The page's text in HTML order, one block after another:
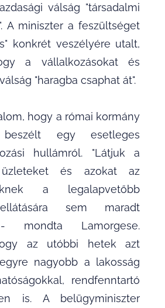
válság "társadalmi
A miniszter a feszültséget
konkrét veszélyére utalt,
a vállalkozásokat és
"haragba csaphat át".
hogy a római kormány
egy esetleges
hullámról. "Látjuk a
és azokat az
a legalapvetőbb
sem maradt
mondta Lamorgese.
az utóbbi hetek azt
nagyobb a lakosság
rendfenntartó
is. A belügyminiszter